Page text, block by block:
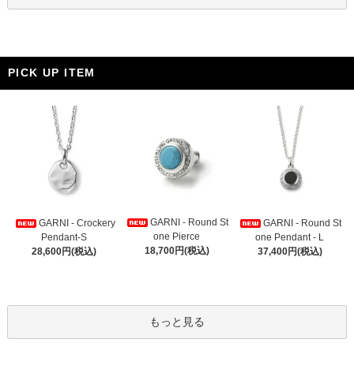
PICK UP ITEM
GARNI - Crockery
Pendant-S
28,600円(税込)
GARNI - Round St
one Pierce
18,700円(税込)
GARNI - Round St
one Pendant - L
37,400円(税込)
もっと見る